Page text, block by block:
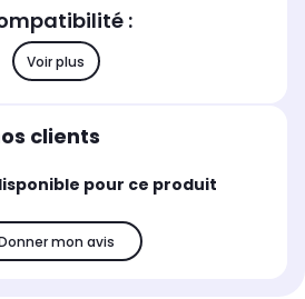
:
Voir plus
clients
pour ce produit
mon avis